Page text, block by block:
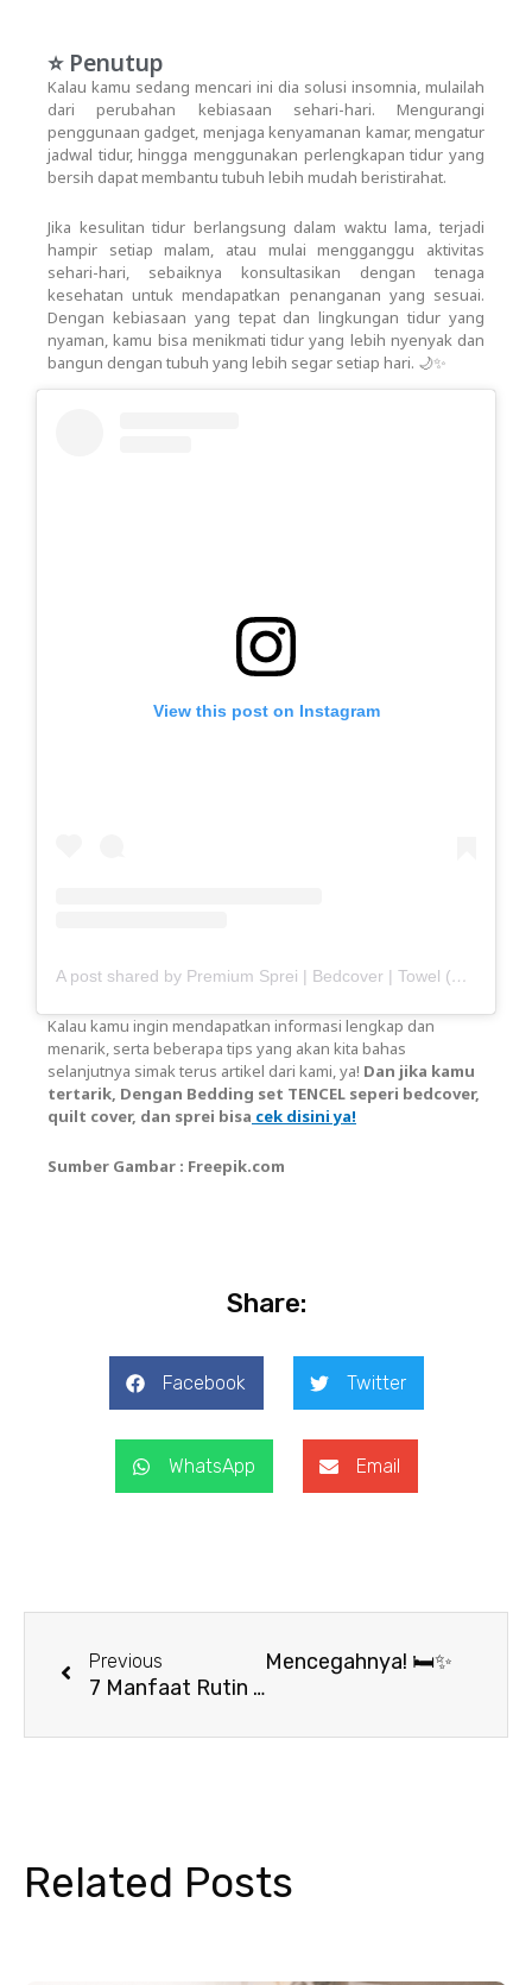
⭐ Penutup
Kalau kamu sedang mencari ini dia solusi insomnia, mulailah
dari perubahan kebiasaan sehari-hari. Mengurangi
penggunaan gadget, menjaga kenyamanan kamar, mengatur
jadwal tidur, hingga menggunakan perlengkapan tidur yang
bersih dapat membantu tubuh lebih mudah beristirahat.
Jika kesulitan tidur berlangsung dalam waktu lama, terjadi
hampir setiap malam, atau mulai mengganggu aktivitas
sehari-hari, sebaiknya konsultasikan dengan tenaga
kesehatan untuk mendapatkan penanganan yang sesuai.
Dengan kebiasaan yang tepat dan lingkungan tidur yang
nyaman, kamu bisa menikmati tidur yang lebih nyenyak dan
bangun dengan tubuh yang lebih segar setiap hari. 🌙✨
View this post on Instagram
A post shared by Premium Sprei | Bedcover | Towel (@haisante)
Kalau kamu ingin mendapatkan informasi lengkap dan
menarik, serta beberapa tips yang akan kita bahas
selanjutnya simak terus artikel dari kami, ya! Dan jika kamu
tertarik, Dengan Bedding set TENCEL seperi bedcover,
quilt cover, dan sprei bisa cek disini ya!
Sumber Gambar : Freepik.com
Share:
Facebook Twitter
WhatsApp Email
Previous
7 Manfaat Rutin Membersihkan Tempat Tidur untuk Keseharianmu 🛏️✨
Penyebab dan Cara Mencegahnya! 🛏️✨
Related Posts